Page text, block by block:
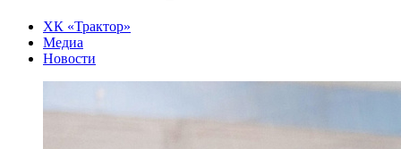
ХК «Трактор»
Медиа
Новости